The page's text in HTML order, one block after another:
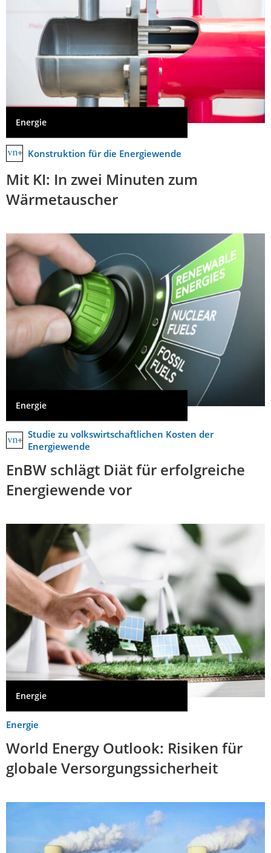
Energie
Konstruktion für die Energiewende
Mit KI: In zwei Minuten zum
Wärmetauscher
Energie
Studie zu volkswirtschaftlichen Kosten der
Energiewende
EnBW schlägt Diät für erfolgreiche
Energiewende vor
Energie
Energie
World Energy Outlook: Risiken für
globale Versorgungssicherheit